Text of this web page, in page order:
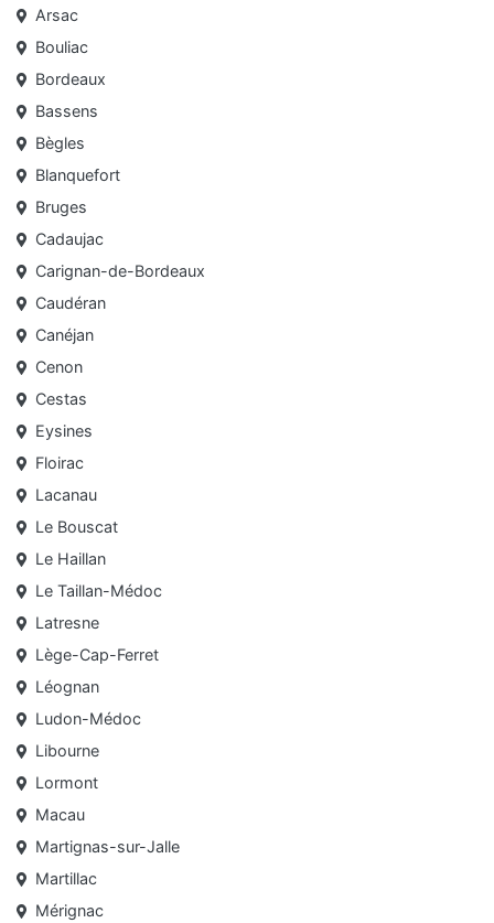
Arsac
Bouliac
Bordeaux
Bassens
Bègles
Blanquefort
Bruges
Cadaujac
Carignan-de-Bordeaux
Caudéran
Canéjan
Cenon
Cestas
Eysines
Floirac
Lacanau
Le Bouscat
Le Haillan
Le Taillan-Médoc
Latresne
Lège-Cap-Ferret
Léognan
Ludon-Médoc
Libourne
Lormont
Macau
Martignas-sur-Jalle
Martillac
Mérignac